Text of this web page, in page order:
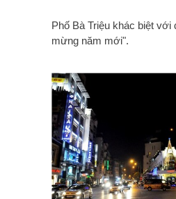
Phố Bà Triệu khác biệt với
mừng năm mới".